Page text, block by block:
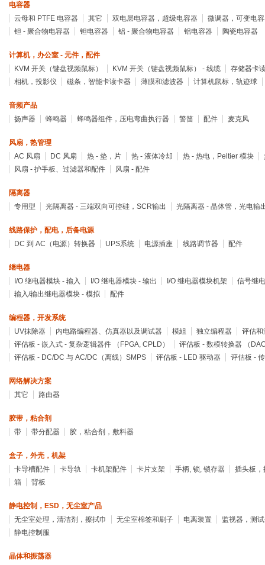
电容器
云母和 PTFE 电容器
其它 双电层电容器，超级电容器
微调器，可变电
钽 - 聚合物电容器
钽电容器 铝 - 聚合物电容器 铝电容器 陶瓷电容器
计算机，办公室 - 元件，配件
KVM 开关（键盘视频鼠标）
KVM 开关（键盘视频鼠标） - 线缆
存储器卡
相机，投影仪
磁条，智能卡读卡器 薄膜和滤波器 计算机鼠标，轨迹球
音频产品
扬声器
蜂鸣器 蜂鸣器组件，压电弯曲执行器 警笛 配件 麦克风
风扇，热管理
AC 风扇
DC 风扇 热 - 垫，片 热 - 液体冷却 热 - 热电，Peltier 模块
风扇 - 护手板、过滤器和配件
风扇 - 配件
隔离器
专用型
光隔离器 - 三端双向可控硅，SCR输出 光隔离器 - 晶体管，光电输
线路保护，配电，后备电源
DC 到 AC（电源）转换器
UPS系统 电源插座 线路调节器 配件
继电器
I/O 继电器模块 - 输入
I/O 继电器模块 - 输出 I/O 继电器模块机架
信号继
输入/输出继电器模块 - 模拟
配件
编程器，开发系统
UV抹除器
内电路编程器、仿真器以及调试器 模組 独立编程器
评估和
评估板 - 嵌入式 - 复杂逻辑器件 （FPGA, CPLD）
评估板 - 数模转换器 （
评估板 - DC/DC 与 AC/DC（离线）SMPS
评估板 - LED 驱动器 评估板 -
网络解决方案
其它
路由器
胶带，粘合剂
带
带分配器 胶，粘合剂，敷料器
盒子，外壳，机架
卡导槽配件
卡导轨 卡机架配件 卡片支架 手柄, 锁, 锁存器
插头板，
箱
背板
静电控制，ESD，无尘室产品
无尘室处理，清洁剂，擦拭巾
无尘室棉签和刷子 电离装置
监视器，测
静电控制服
晶体和振荡器